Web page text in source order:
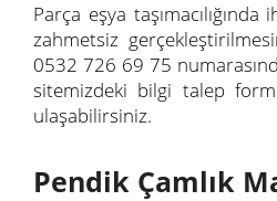
Parça eşya
zahmetsiz
0532 726 69 75
sitemizdeki bilgi talep
ulaşabilirsiniz.
Pendik Çamlık